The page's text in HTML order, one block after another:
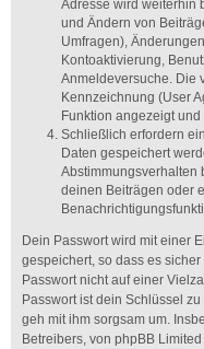
Adresse wird weiterhin
und Ändern von
Umfragen),
Kontoaktivierung,
Anmeldeversuche. Die
Kennzeichnung (User
Funktion angezeigt
Schließlich erfordern
Daten gespeichert
Abstimmungsverhalten
deinen Beiträgen oder
Dein Passwort wird mit einer
gespeichert, so dass es
Passwort nicht auf einer
Passwort ist dein Schlüssel
geh mit ihm sorgsam um.
Betreibers, von phpBB